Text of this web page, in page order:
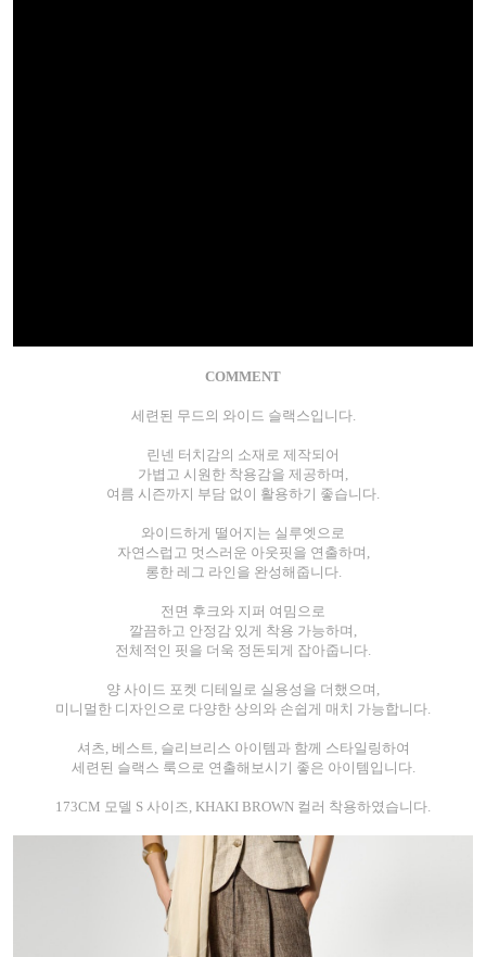
COMMENT
세련된 무드의 와이드 슬랙스입니다.
린넨 터치감의 소재로 제작되어
가볍고 시원한 착용감을 제공하며,
여름 시즌까지 부담 없이 활용하기 좋습니다.
와이드하게 떨어지는 실루엣으로
자연스럽고 멋스러운 아웃핏을 연출하며,
롱한 레그 라인을 완성해줍니다.
전면 후크와 지퍼 여밈으로
깔끔하고 안정감 있게 착용 가능하며,
전체적인 핏을 더욱 정돈되게 잡아줍니다.
양 사이드 포켓 디테일로 실용성을 더했으며,
미니멀한 디자인으로 다양한 상의와 손쉽게 매치 가능합니다.
셔츠, 베스트, 슬리브리스 아이템과 함께 스타일링하여
세련된 슬랙스 룩으로 연출해보시기 좋은 아이템입니다.
173CM 모델 S 사이즈, KHAKI BROWN 컬러 착용하였습니다.